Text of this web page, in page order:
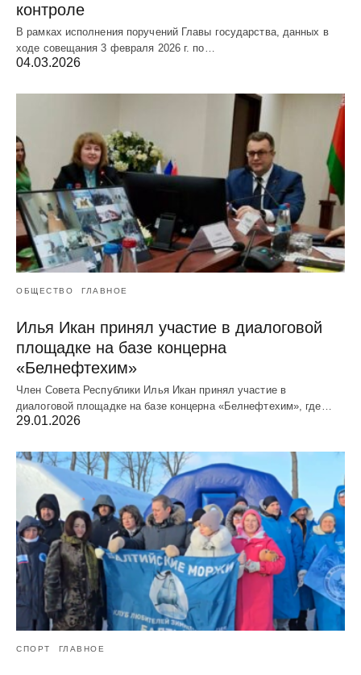
контроле
В рамках исполнения поручений Главы государства, данных в
ходе совещания 3 февраля 2026 г. по…
04.03.2026
ОБЩЕСТВО ГЛАВНОЕ
Илья Икан принял участие в диалоговой
площадке на базе концерна
«Белнефтехим»
Член Совета Республики Илья Икан принял участие в
диалоговой площадке на базе концерна «Белнефтехим», где…
29.01.2026
СПОРТ ГЛАВНОЕ